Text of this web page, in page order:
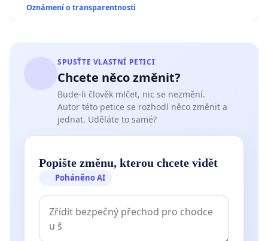
Oznámení o transparentnosti
SPUSŤTE VLASTNÍ PETICI
Chcete něco změnit?
Bude-li člověk mlčet, nic se nezmění.
Autor této petice se rozhodl něco změnit a
jednat. Uděláte to samé?
Popište změnu, kterou chcete vidět
Poháněno AI